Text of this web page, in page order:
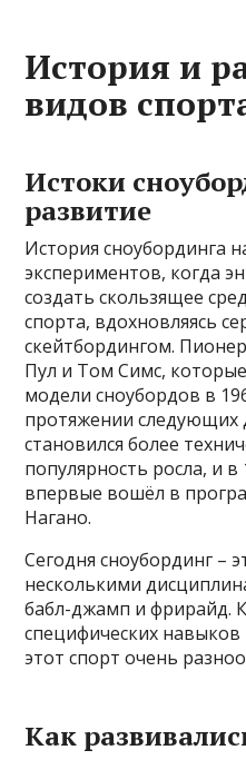
История и
видов
Истоки
развитие
История сноубординга
экспериментов, когда
создать скользящее
спорта, вдохновляясь
скейтбордингом.
Пул и Том Симс,
модели сноубордов в
протяжении следующих
становился более
популярность росла, и в
впервые вошёл в
Нагано.
Сегодня сноубординг –
несколькими
бабл-джамп и фрирайд.
специфических навыков
этот спорт очень
Как